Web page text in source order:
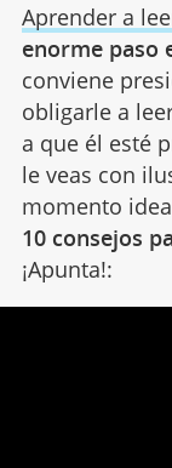
Aprender a
enorme paso
conviene
obligarle a
a que él esté
le veas con
momento
10 consejos
¡Apunta!: